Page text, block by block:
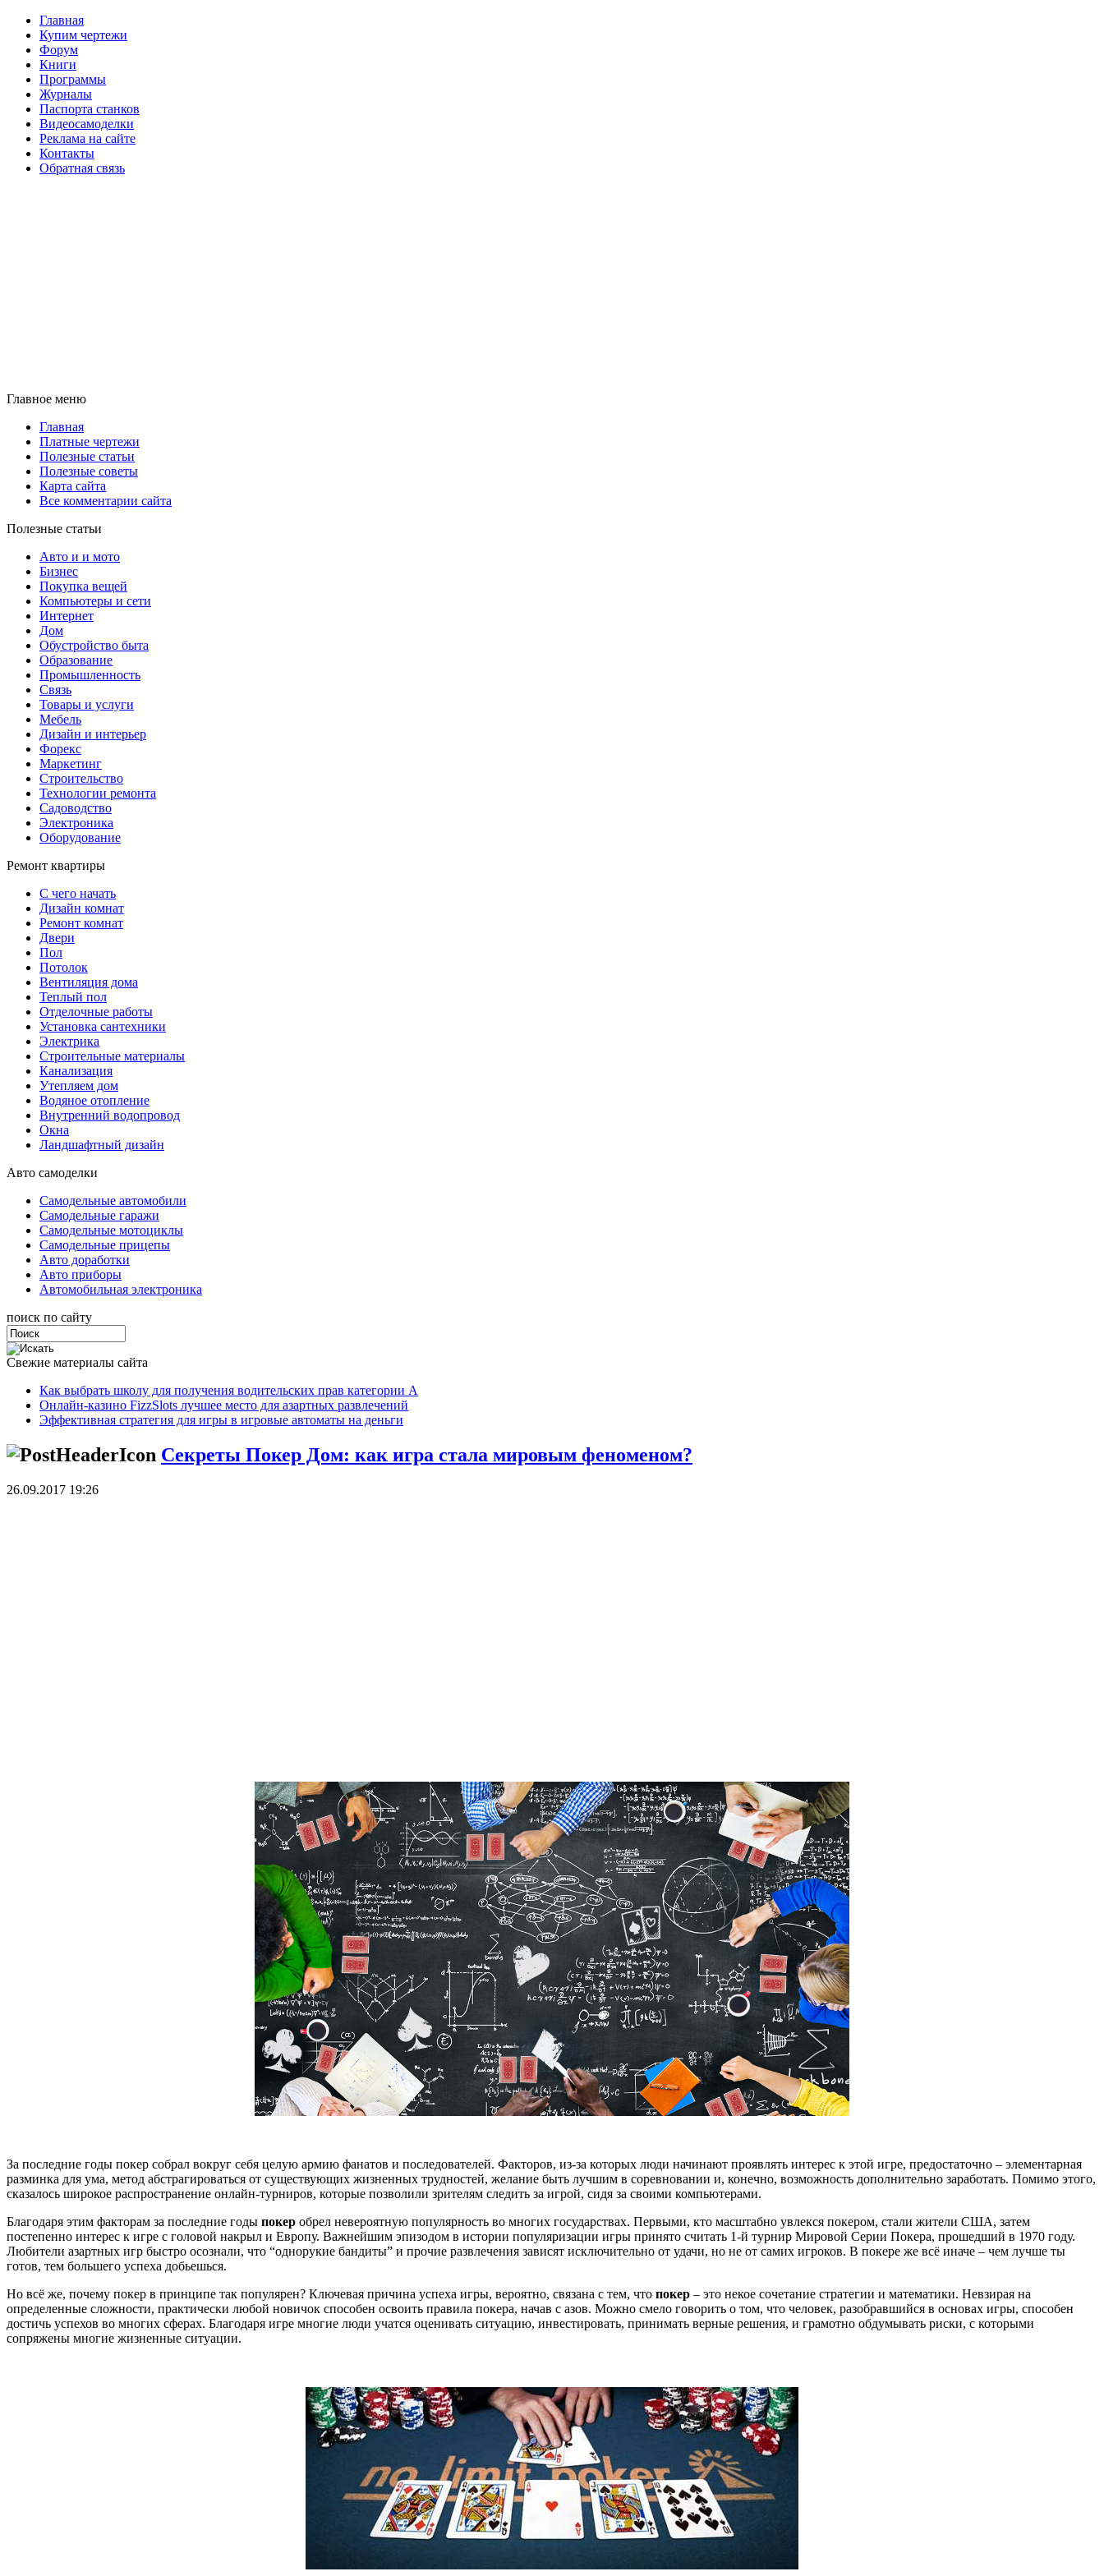
Главная
Купим чертежи
Форум
Книги
Программы
Журналы
Паспорта станков
Видеосамоделки
Реклама на сайте
Контакты
Обратная связь
Главное меню
Главная
Платные чертежи
Полезные статьи
Полезные советы
Карта сайта
Все комментарии сайта
Полезные статьи
Авто и и мото
Бизнес
Покупка вещей
Компьютеры и сети
Интернет
Дом
Обустройство быта
Образование
Промышленность
Связь
Товары и услуги
Мебель
Дизайн и интерьер
Форекс
Маркетинг
Строительство
Технологии ремонта
Садоводство
Электроника
Оборудование
Ремонт квартиры
С чего начать
Дизайн комнат
Ремонт комнат
Двери
Пол
Потолок
Вентиляция дома
Теплый пол
Отделочные работы
Установка сантехники
Электрика
Строительные материалы
Канализация
Утепляем дом
Водяное отопление
Внутренний водопровод
Окна
Ландшафтный дизайн
Авто самоделки
Самодельные автомобили
Самодельные гаражи
Самодельные мотоциклы
Самодельные прицепы
Авто доработки
Авто приборы
Автомобильная электроника
поиск по сайту
Свежие материалы сайта
Как выбрать школу для получения водительских прав категории А
Онлайн-казино FizzSlots лучшее место для азартных развлечений
Эффективная стратегия для игры в игровые автоматы на деньги
Секреты Покер Дом: как игра стала мировым феноменом?
26.09.2017 19:26
За последние годы покер собрал вокруг себя целую армию фанатов и последователей. Факторов, из-за которых люди начинают проявлять интерес к этой игре, предостаточно – элементарная
разминка для ума, метод абстрагироваться от существующих жизненных трудностей, желание быть лучшим в соревновании и, конечно, возможность дополнительно заработать. Помимо этого,
сказалось широкое распространение онлайн-турниров, которые позволили зрителям следить за игрой, сидя за своими компьютерами.
Благодаря этим факторам за последние годы покер обрел невероятную популярность во многих государствах. Первыми, кто масштабно увлекся покером, стали жители США, затем
постепенно интерес к игре с головой накрыл и Европу. Важнейшим эпизодом в истории популяризации игры принято считать 1-й турнир Мировой Серии Покера, прошедший в 1970 году.
Любители азартных игр быстро осознали, что “однорукие бандиты” и прочие развлечения зависят исключительно от удачи, но не от самих игроков. В покере же всё иначе – чем лучше ты
готов, тем большего успеха добьешься.
Но всё же, почему покер в принципе так популярен? Ключевая причина успеха игры, вероятно, связана с тем, что покер – это некое сочетание стратегии и математики. Невзирая на
определенные сложности, практически любой новичок способен освоить правила покера, начав с азов. Можно смело говорить о том, что человек, разобравшийся в основах игры, способен
достичь успехов во многих сферах. Благодаря игре многие люди учатся оценивать ситуацию, инвестировать, принимать верные решения, и грамотно обдумывать риски, с которыми
сопряжены многие жизненные ситуации.